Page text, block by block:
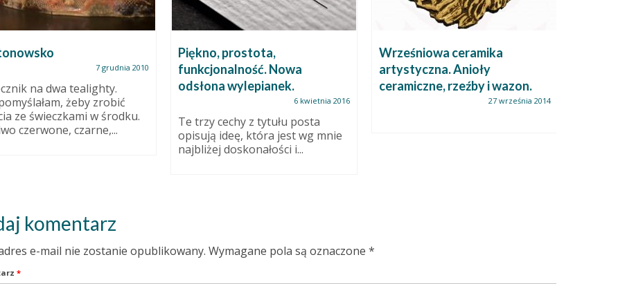
7 grudnia 2010
na dwa tealighty.
żeby zrobić
ze świeczkami w środku.
czerwone, czarne,...
Piękno, prostota,
funkcjonalność. Nowa
odsłona wylepianek.
6 kwietnia 2016
Te trzy cechy z tytułu posta
opisują ideę, która jest wg mnie
najbliżej doskonałości i...
Wrześniowa ceramika
artystyczna. Anioły
ceramiczne, rzeźby i wazon.
27 września 2014
komentarz
e-mail nie zostanie opublikowany. Wymagane pola są oznaczone *
*